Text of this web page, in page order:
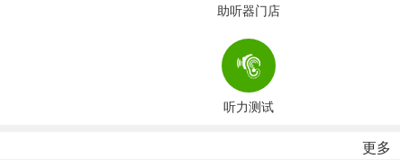
助听器门店
听力测试
更多